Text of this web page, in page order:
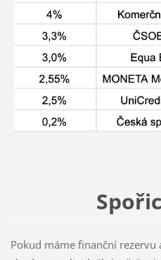
Pokud máme finanční rezervu